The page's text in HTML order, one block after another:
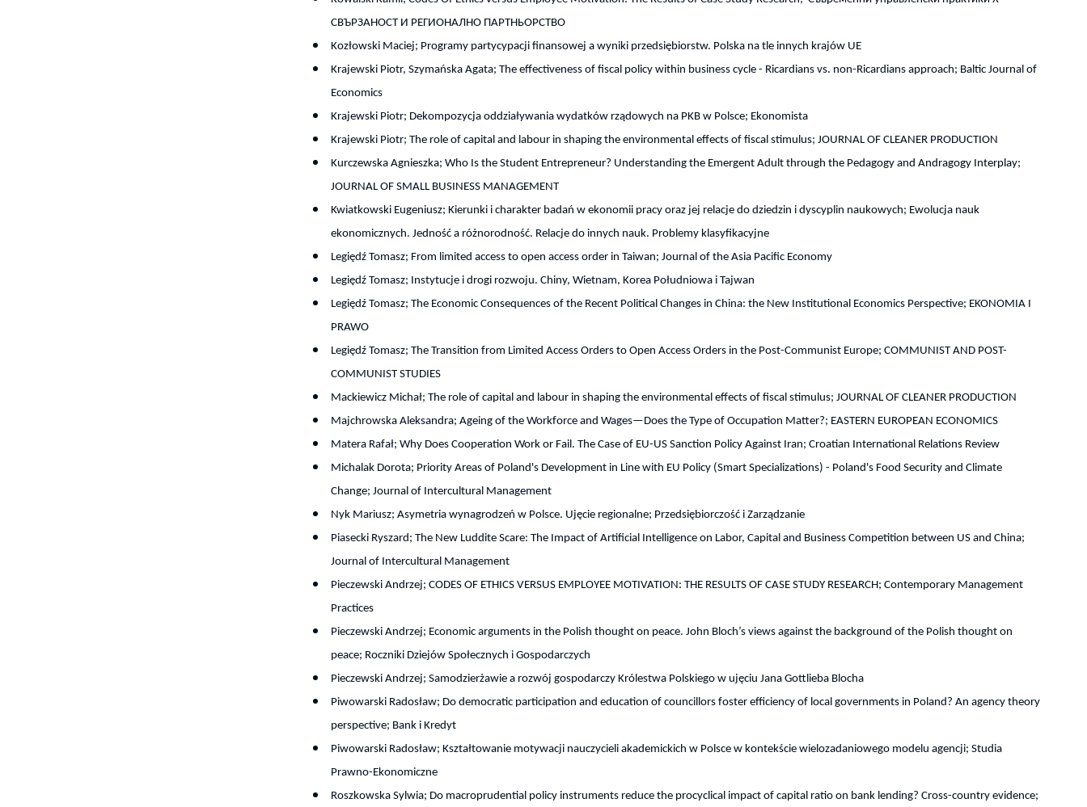
СВЪРЗАНОСТ И РЕГИОНАЛНО ПАРТНЬОРСТВО
Kozłowski Maciej; Programy partycypacji finansowej a wyniki przedsiębiorstw. Polska na tle innych krajów UE
Krajewski Piotr, Szymańska Agata; The effectiveness of fiscal policy within business cycle - Ricardians vs. non-Ricardians approach; Baltic Journal of
Economics
Krajewski Piotr; Dekompozycja oddziaływania wydatków rządowych na PKB w Polsce; Ekonomista
Krajewski Piotr; The role of capital and labour in shaping the environmental effects of fiscal stimulus; JOURNAL OF CLEANER PRODUCTION
Kurczewska Agnieszka; Who Is the Student Entrepreneur? Understanding the Emergent Adult through the Pedagogy and Andragogy Interplay;
JOURNAL OF SMALL BUSINESS MANAGEMENT
Kwiatkowski Eugeniusz; Kierunki i charakter badań w ekonomii pracy oraz jej relacje do dziedzin i dyscyplin naukowych; Ewolucja nauk
ekonomicznych. Jedność a różnorodność. Relacje do innych nauk. Problemy klasyfikacyjne
Legiędź Tomasz; From limited access to open access order in Taiwan; Journal of the Asia Pacific Economy
Legiędź Tomasz; Instytucje i drogi rozwoju. Chiny, Wietnam, Korea Południowa i Tajwan
Legiędź Tomasz; The Economic Consequences of the Recent Political Changes in China: the New Institutional Economics Perspective; EKONOMIA I
PRAWO
Legiędź Tomasz; The Transition from Limited Access Orders to Open Access Orders in the Post-Communist Europe; COMMUNIST AND POST-
COMMUNIST STUDIES
Mackiewicz Michał; The role of capital and labour in shaping the environmental effects of fiscal stimulus; JOURNAL OF CLEANER PRODUCTION
Majchrowska Aleksandra; Ageing of the Workforce and Wages—Does the Type of Occupation Matter?; EASTERN EUROPEAN ECONOMICS
Matera Rafał; Why Does Cooperation Work or Fail. The Case of EU-US Sanction Policy Against Iran; Croatian International Relations Review
Michalak Dorota; Priority Areas of Poland's Development in Line with EU Policy (Smart Specializations) - Poland's Food Security and Climate
Change; Journal of Intercultural Management
Nyk Mariusz; Asymetria wynagrodzeń w Polsce. Ujęcie regionalne; Przedsiębiorczość i Zarządzanie
Piasecki Ryszard; The New Luddite Scare: The Impact of Artificial Intelligence on Labor, Capital and Business Competition between US and China;
Journal of Intercultural Management
Pieczewski Andrzej; CODES OF ETHICS VERSUS EMPLOYEE MOTIVATION: THE RESULTS OF CASE STUDY RESEARCH; Contemporary Management
Practices
Pieczewski Andrzej; Economic arguments in the Polish thought on peace. John Bloch’s views against the background of the Polish thought on
peace; Roczniki Dziejów Społecznych i Gospodarczych
Pieczewski Andrzej; Samodzierżawie a rozwój gospodarczy Królestwa Polskiego w ujęciu Jana Gottlieba Blocha
Piwowarski Radosław; Do democratic participation and education of councillors foster efficiency of local governments in Poland? An agency theory
perspective; Bank i Kredyt
Piwowarski Radosław; Kształtowanie motywacji nauczycieli akademickich w Polsce w kontekście wielozadaniowego modelu agencji; Studia
Prawno-Ekonomiczne
Roszkowska Sylwia; Do macroprudential policy instruments reduce the procyclical impact of capital ratio on bank lending? Cross-country evidence;